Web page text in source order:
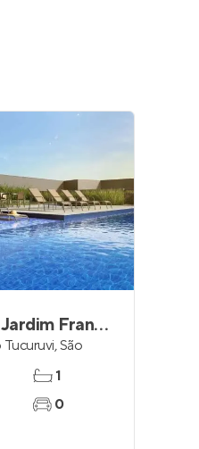
Grand Vivaz Jardim França Paris
Tucuruvi,São
1
0